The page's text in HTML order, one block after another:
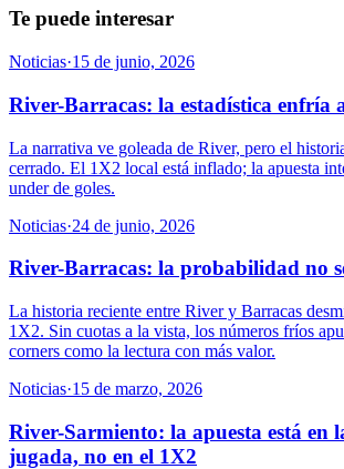
Te puede interesar
Noticias·15 de junio, 2026
River-Barracas: la estadística enfría
La narrativa ve goleada de River, pero el
cerrado. El 1X2 local está inflado; la apuesta
under de goles.
Noticias·24 de junio, 2026
River-Barracas: la probabilidad no
La historia reciente entre River y Barracas
1X2. Sin cuotas a la vista, los números fríos
corners como la lectura con más valor.
Noticias·15 de marzo, 2026
River-Sarmiento: la apuesta está en
jugada, no en el 1X2